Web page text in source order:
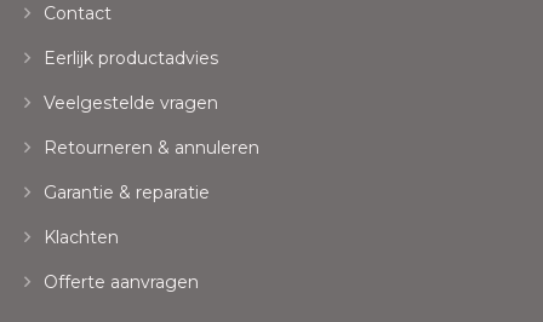
Contact
Eerlijk productadvies
Veelgestelde vragen
Retourneren & annuleren
Garantie & reparatie
Klachten
Offerte aanvragen